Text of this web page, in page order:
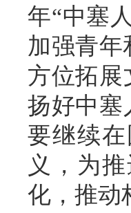
年“中塞
加强青年
方位拓展
扬好中塞
要继续
义，为
化，推动